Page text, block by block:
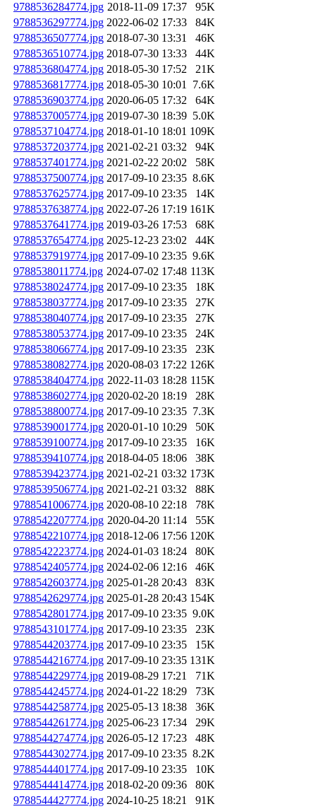
9788536284774.jpg 2018-11-09 17:37
95K
9788536297774.jpg 2022-06-02 17:33
84K
9788536507774.jpg 2018-07-30 13:31
46K
9788536510774.jpg 2018-07-30 13:33
44K
9788536804774.jpg 2018-05-30 17:52
21K
9788536817774.jpg 2018-05-30 10:01 7.6K
9788536903774.jpg 2020-06-05 17:32
64K
9788537005774.jpg 2019-07-30 18:39 5.0K
9788537104774.jpg 2018-01-10 18:01 109K
9788537203774.jpg 2021-02-21 03:32
94K
9788537401774.jpg 2021-02-22 20:02
58K
9788537500774.jpg 2017-09-10 23:35 8.6K
9788537625774.jpg 2017-09-10 23:35
14K
9788537638774.jpg 2022-07-26 17:19 161K
9788537641774.jpg 2019-03-26 17:53
68K
9788537654774.jpg 2025-12-23 23:02
44K
9788537919774.jpg 2017-09-10 23:35 9.6K
9788538011774.jpg 2024-07-02 17:48 113K
9788538024774.jpg 2017-09-10 23:35
18K
9788538037774.jpg 2017-09-10 23:35
27K
9788538040774.jpg 2017-09-10 23:35
27K
9788538053774.jpg 2017-09-10 23:35
24K
9788538066774.jpg 2017-09-10 23:35
23K
9788538082774.jpg 2020-08-03 17:22 126K
9788538404774.jpg 2022-11-03 18:28 115K
9788538602774.jpg 2020-02-20 18:19
28K
9788538800774.jpg 2017-09-10 23:35 7.3K
9788539001774.jpg 2020-01-10 10:29
50K
9788539100774.jpg 2017-09-10 23:35
16K
9788539410774.jpg 2018-04-05 18:06
38K
9788539423774.jpg 2021-02-21 03:32 173K
9788539506774.jpg 2021-02-21 03:32
88K
9788541006774.jpg 2020-08-10 22:18
78K
9788542207774.jpg 2020-04-20 11:14
55K
9788542210774.jpg 2018-12-06 17:56 120K
9788542223774.jpg 2024-01-03 18:24
80K
9788542405774.jpg 2024-02-06 12:16
46K
9788542603774.jpg 2025-01-28 20:43
83K
9788542629774.jpg 2025-01-28 20:43 154K
9788542801774.jpg 2017-09-10 23:35 9.0K
9788543101774.jpg 2017-09-10 23:35
23K
9788544203774.jpg 2017-09-10 23:35
15K
9788544216774.jpg 2017-09-10 23:35 131K
9788544229774.jpg 2019-08-29 17:21
71K
9788544245774.jpg 2024-01-22 18:29
73K
9788544258774.jpg 2025-05-13 18:38
36K
9788544261774.jpg 2025-06-23 17:34
29K
9788544274774.jpg 2026-05-12 17:23
48K
9788544302774.jpg 2017-09-10 23:35 8.2K
9788544401774.jpg 2017-09-10 23:35
10K
9788544414774.jpg 2018-02-20 09:36
80K
9788544427774.jpg 2024-10-25 18:21
91K